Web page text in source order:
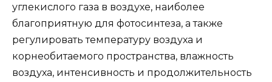
углекислого газа в воздухе, наиболее
благоприятную для фотосинтеза, а также
регулировать температуру воздуха и
корнеобитаемого пространства, влажность
воздуха, интенсивность и продолжительность